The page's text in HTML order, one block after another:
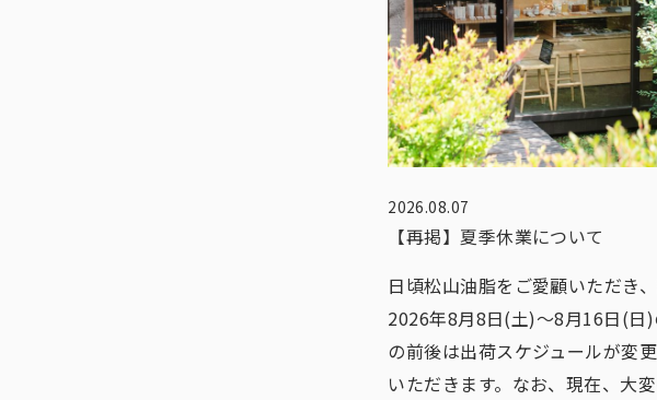
2026.08.07
【再掲】夏季休業について
日頃松山油脂をご愛顧いただき
2026年8月8日(土)～8月16日(日
の前後は出荷スケジュールが変
いただきます。なお、現在、大